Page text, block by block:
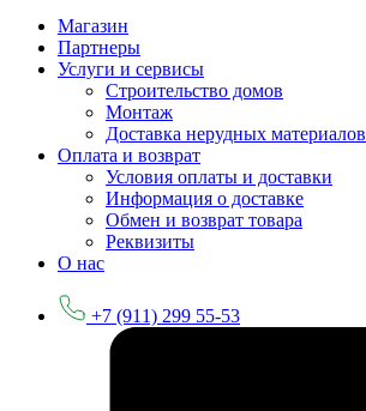
Магазин
Партнеры
Услуги и сервисы
Строительство домов
Монтаж
Доставка нерудных материалов
Оплата и возврат
Условия оплаты и доставки
Информация о доставке
Обмен и возврат товара
Реквизиты
О нас
+7 (911) 299 55-53